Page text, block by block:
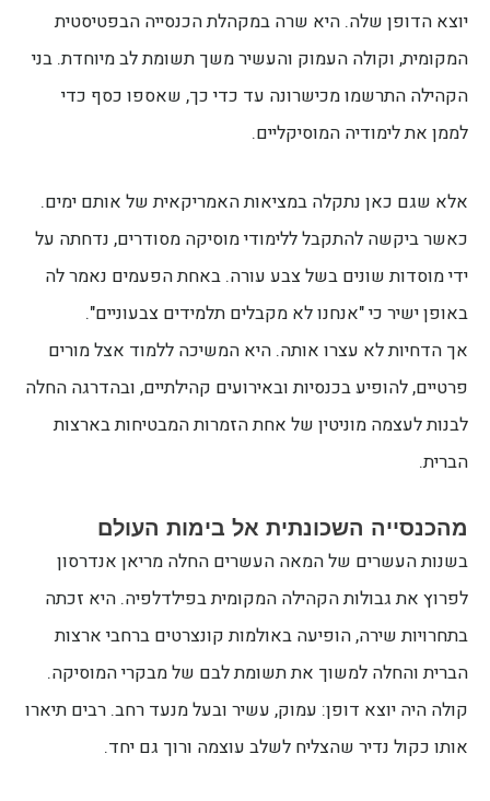
יוצא הדופן שלה. היא שרה במקהלת הכנסייה הבפטיסטית
המקומית, וקולה העמוק והעשיר משך תשומת לב מיוחדת. בני
הקהילה התרשמו מכישרונה עד כדי כך, שאספו כסף כדי
לממן את לימודיה המוסיקליים.
אלא שגם כאן נתקלה במציאות האמריקאית של אותם ימים.
כאשר ביקשה להתקבל ללימודי מוסיקה מסודרים, נדחתה על
ידי מוסדות שונים בשל צבע עורה. באחת הפעמים נאמר לה
באופן ישיר כי "אנחנו לא מקבלים תלמידים צבעוניים".
אך הדחיות לא עצרו אותה. היא המשיכה ללמוד אצל מורים
פרטיים, להופיע בכנסיות ובאירועים קהילתיים, ובהדרגה החלה
לבנות לעצמה מוניטין של אחת הזמרות המבטיחות בארצות
הברית.
מהכנסייה השכונתית אל בימות העולם
בשנות העשרים של המאה העשרים החלה מריאן אנדרסון
לפרוץ את גבולות הקהילה המקומית בפילדלפיה. היא זכתה
בתחרויות שירה, הופיעה באולמות קונצרטים ברחבי ארצות
הברית והחלה למשוך את תשומת לבם של מבקרי המוסיקה.
קולה היה יוצא דופן: עמוק, עשיר ובעל מנעד רחב. רבים תיארו
אותו כקול נדיר שהצליח לשלב עוצמה ורוך גם יחד.